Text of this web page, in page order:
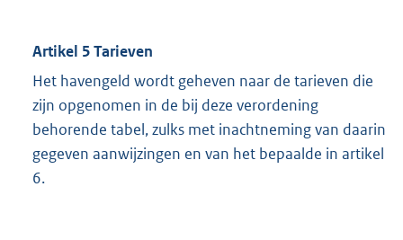
Artikel 5 Tarieven
Het havengeld wordt geheven naar de tarieven die
zijn opgenomen in de bij deze verordening
behorende tabel, zulks met inachtneming van daarin
gegeven aanwijzingen en van het bepaalde in artikel
6.